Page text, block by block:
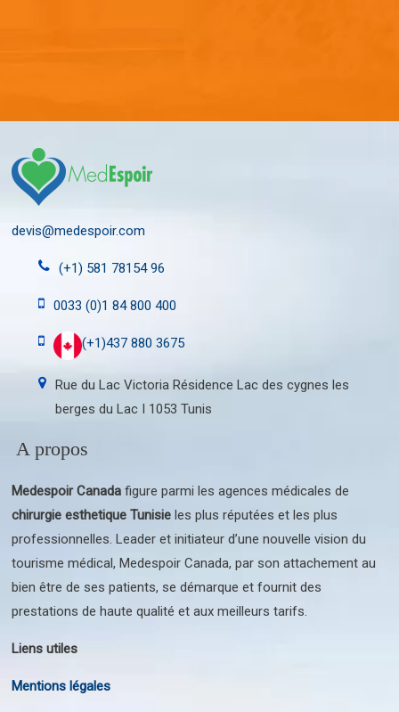
devis@medespoir.com
(+1) 581 78154 96
0033 (0)1 84 800 400
(+1)437 880 3675
Rue du Lac Victoria Résidence Lac des cygnes les
berges du Lac I 1053 Tunis
A propos
Medespoir Canada figure parmi les agences médicales de
chirurgie esthetique Tunisie les plus réputées et les plus
professionnelles. Leader et initiateur d’une nouvelle vision du
tourisme médical, Medespoir Canada, par son attachement au
bien être de ses patients, se démarque et fournit des
prestations de haute qualité et aux meilleurs tarifs.
Liens utiles
Mentions légales